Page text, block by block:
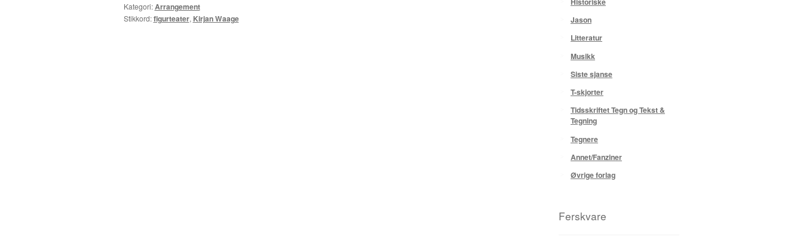
Kategori:Arrangement
Stikkord:figurteater, Kirjan Waage
Jason
Litteratur
Musikk
Siste sjanse
T-skjorter
Tidsskriftet Tegn og Tekst &
Tegning
Tegnere
Annet/Fanziner
Øvrige forlag
Ferskvare